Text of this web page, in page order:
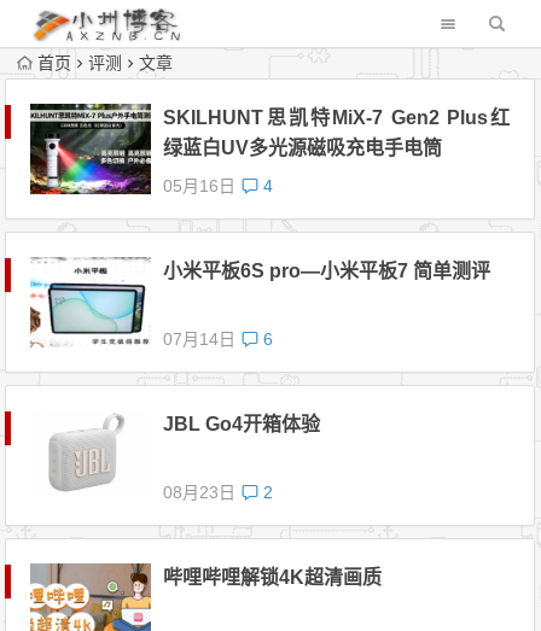
首页 评测 文章
SKILHUNT思凯特MiX-7 Gen2 Plus红
绿蓝白UV多光源磁吸充电手电筒
05月16日 4
小米平板6S pro—小米平板7 简单测评
07月14日 6
JBL Go4开箱体验
08月23日 2
哔哩哔哩解锁4K超清画质